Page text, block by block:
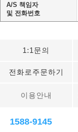
A/S 책임자
및 전화번호
1:1문의
전화로주문하기
이용안내
1588-9145